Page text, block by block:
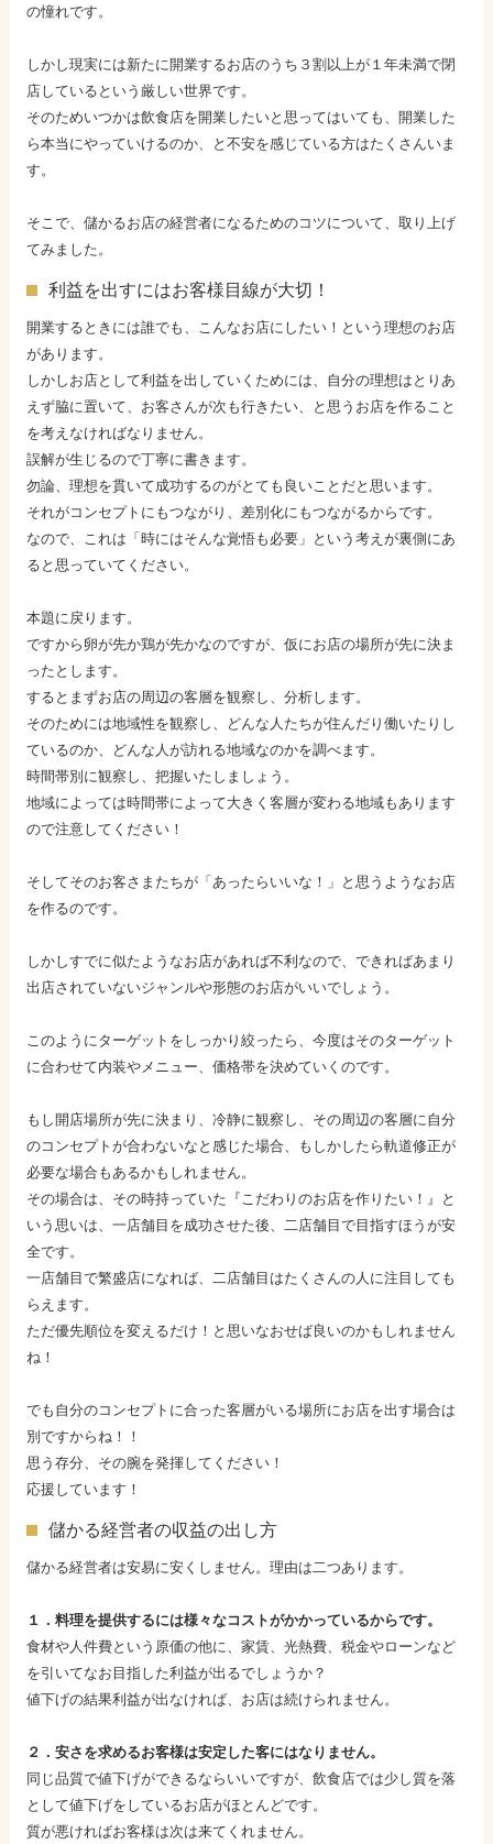
の憧れです。
しかし現実には新たに開業するお店のうち３割以上が１年未満で閉
店しているという厳しい世界です。
そのためいつかは飲食店を開業したいと思ってはいても、開業した
ら本当にやっていけるのか、と不安を感じている方はたくさんいま
す。
そこで、儲かるお店の経営者になるためのコツについて、取り上げ
てみました。
利益を出すにはお客様目線が大切！
開業するときには誰でも、こんなお店にしたい！という理想のお店
があります。
しかしお店として利益を出していくためには、自分の理想はとりあ
えず脇に置いて、お客さんが次も行きたい、と思うお店を作ること
を考えなければなりません。
誤解が生じるので丁寧に書きます。
勿論、理想を貫いて成功するのがとても良いことだと思います。
それがコンセプトにもつながり、差別化にもつながるからです。
なので、これは「時にはそんな覚悟も必要」という考えが裏側にあ
ると思っていてください。
本題に戻ります。
ですから卵が先か鶏が先かなのですが、仮にお店の場所が先に決ま
ったとします。
するとまずお店の周辺の客層を観察し、分析します。
そのためには地域性を観察し、どんな人たちが住んだり働いたりし
ているのか、どんな人が訪れる地域なのかを調べます。
時間帯別に観察し、把握いたしましょう。
地域によっては時間帯によって大きく客層が変わる地域もあります
ので注意してください！
そしてそのお客さまたちが「あったらいいな！」と思うようなお店
を作るのです。
しかしすでに似たようなお店があれば不利なので、できればあまり
出店されていないジャンルや形態のお店がいいでしょう。
このようにターゲットをしっかり絞ったら、今度はそのターゲット
に合わせて内装やメニュー、価格帯を決めていくのです。
もし開店場所が先に決まり、冷静に観察し、その周辺の客層に自分
のコンセプトが合わないなと感じた場合、もしかしたら軌道修正が
必要な場合もあるかもしれません。
その場合は、その時持っていた『こだわりのお店を作りたい！』と
いう思いは、一店舗目を成功させた後、二店舗目で目指すほうが安
全です。
一店舗目で繁盛店になれば、二店舗目はたくさんの人に注目しても
らえます。
ただ優先順位を変えるだけ！と思いなおせば良いのかもしれません
ね！
でも自分のコンセプトに合った客層がいる場所にお店を出す場合は
別ですからね！！
思う存分、その腕を発揮してください！
応援しています！
儲かる経営者の収益の出し方
儲かる経営者は安易に安くしません。理由は二つあります。
１．料理を提供するには様々なコストがかかっているからです。
食材や人件費という原価の他に、家賃、光熱費、税金やローンなど
を引いてなお目指した利益が出るでしょうか？
値下げの結果利益が出なければ、お店は続けられません。
２．安さを求めるお客様は安定した客にはなりません。
同じ品質で値下げができるならいいですが、飲食店では少し質を落
として値下げをしているお店がほとんどです。
質が悪ければお客様は次は来てくれません。